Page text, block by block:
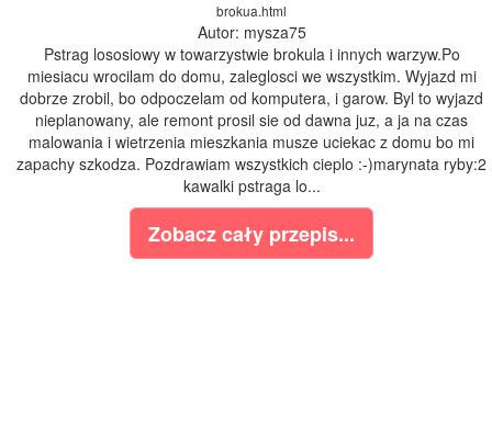
brokua.html
Autor: mysza75
Pstrag lososiowy w towarzystwie brokula i innych warzyw.Po
miesiacu wrocilam do domu, zaleglosci we wszystkim. Wyjazd mi
dobrze zrobil, bo odpoczelam od komputera, i garow. Byl to wyjazd
nieplanowany, ale remont prosil sie od dawna juz, a ja na czas
malowania i wietrzenia mieszkania musze uciekac z domu bo mi
zapachy szkodza. Pozdrawiam wszystkich cieplo :-)marynata ryby:2
kawalki pstraga lo...
Zobacz cały przepis...